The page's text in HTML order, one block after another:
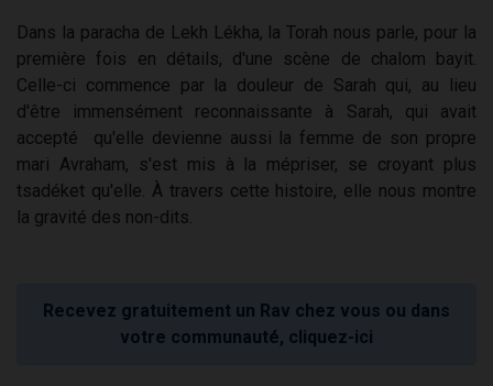
Dans la paracha de Lekh Lékha, la Torah nous parle, pour la
première fois en détails, d'une scène de chalom bayit.
Celle-ci commence par la douleur de Sarah qui, au lieu
d'être immensément reconnaissante à Sarah, qui avait
accepté qu'elle devienne aussi la femme de son propre
mari Avraham, s'est mis à la mépriser, se croyant plus
tsadéket qu'elle. À travers cette histoire, elle nous montre
la gravité des non-dits.
Recevez gratuitement un Rav chez vous ou dans
votre communauté, cliquez-ici